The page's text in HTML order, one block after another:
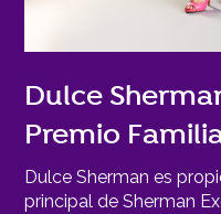
Dulce
Premio
Dulce Sherman es
principal de Sherman